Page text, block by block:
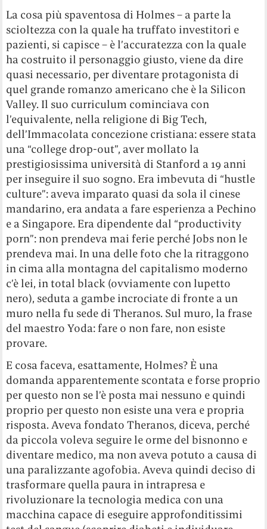
La cosa più spaventosa di Holmes – a parte la
scioltezza con la quale ha truffato investitori e
pazienti, si capisce – è l’accuratezza con la quale
ha costruito il personaggio giusto, viene da dire
quasi necessario, per diventare protagonista di
quel grande romanzo americano che è la Silicon
Valley. Il suo curriculum cominciava con
l’equivalente, nella religione di Big Tech,
dell’Immacolata concezione cristiana: essere stata
una “college drop-out”, aver mollato la
prestigiosissima università di Stanford a 19 anni
per inseguire il suo sogno. Era imbevuta di “hustle
culture”: aveva imparato quasi da sola il cinese
mandarino, era andata a fare esperienza a Pechino
e a Singapore. Era dipendente dal “productivity
porn”: non prendeva mai ferie perché Jobs non le
prendeva mai. In una delle foto che la ritraggono
in cima alla montagna del capitalismo moderno
c’è lei, in total black (ovviamente con lupetto
nero), seduta a gambe incrociate di fronte a un
muro nella fu sede di Theranos. Sul muro, la frase
del maestro Yoda: fare o non fare, non esiste
provare.
E cosa faceva, esattamente, Holmes? È una
domanda apparentemente scontata e forse proprio
per questo non se l’è posta mai nessuno e quindi
proprio per questo non esiste una vera e propria
risposta. Aveva fondato Theranos, diceva, perché
da piccola voleva seguire le orme del bisnonno e
diventare medico, ma non aveva potuto a causa di
una paralizzante agofobia. Aveva quindi deciso di
trasformare quella paura in intrapresa e
rivoluzionare la tecnologia medica con una
macchina capace di eseguire approfonditissimi